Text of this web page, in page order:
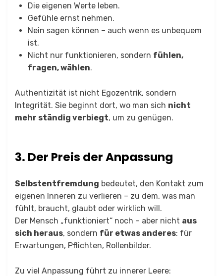
Die eigenen Werte leben.
Gefühle ernst nehmen.
Nein sagen können – auch wenn es unbequem
ist.
Nicht nur funktionieren, sondern fühlen,
fragen, wählen.
Authentizität ist nicht Egozentrik, sondern
Integrität. Sie beginnt dort, wo man sich nicht
mehr ständig verbiegt, um zu genügen.
3. Der Preis der Anpassung
Selbstentfremdung bedeutet, den Kontakt zum
eigenen Inneren zu verlieren – zu dem, was man
fühlt, braucht, glaubt oder wirklich will.
Der Mensch „funktioniert“ noch – aber nicht aus
sich heraus, sondern für etwas anderes: für
Erwartungen, Pflichten, Rollenbilder.
Zu viel Anpassung führt zu innerer Leere: